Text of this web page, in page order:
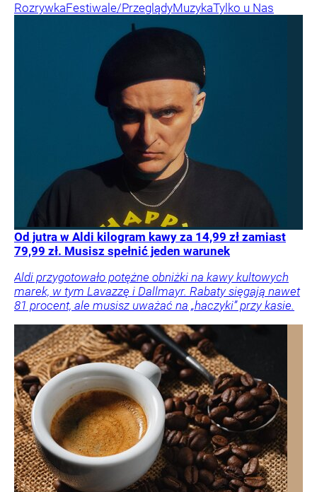
RozrywkaFestiwale/PrzeglądyMuzykaTylko u Nas
Od jutra w Aldi kilogram kawy za 14,99 zł zamiast
79,99 zł. Musisz spełnić jeden warunek
Aldi przygotowało potężne obniżki na kawy kultowych
marek, w tym Lavazzę i Dallmayr. Rabaty sięgają nawet
81 procent, ale musisz uważać na „haczyki” przy kasie.